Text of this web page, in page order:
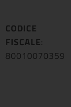
CODICE
FISCALE:
80010070359